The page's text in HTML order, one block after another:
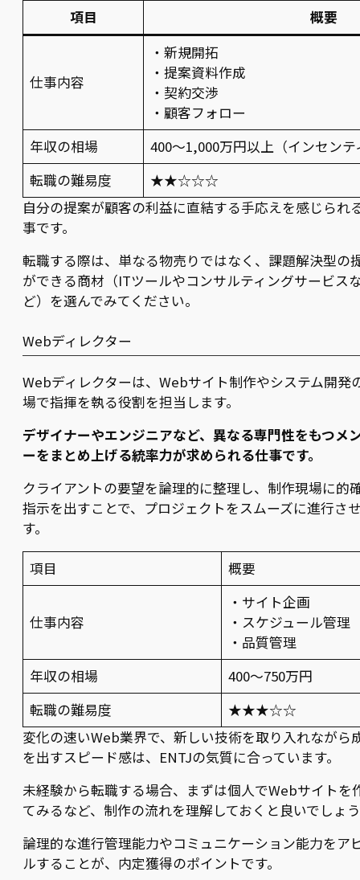
項目 概要
仕事内容
・新規開拓
・提案資料作成
・契約交渉
・顧客フォロー
年収の相場
400〜1,000万円以上（インセン
転職の難易度
★★☆☆☆
自分の提案が顧客の利益に直結する手応えを感じられ
事です。
転職する際は、単なる物売りではなく、課題解決型の
ができる商材（ITツールやコンサルティングサービス
ど）を選んでみてください。
Webディレクター
Webディレクターは、Webサイト制作やシステム開発
場で指揮を執る役割を担当します。
デザイナーやエンジニアなど、異なる専門性をもつメ
ーをまとめ上げる統率力が求められる仕事です。
クライアントの要望を論理的に整理し、制作現場に的
指示を出すことで、プロジェクトをスムーズに進行さ
す。
項目 概要
仕事内容
・サイト企画
・スケジュール管理
・品質管理
年収の相場
400〜750万円
転職の難易度
★★★☆☆
変化の速いWeb業界で、新しい技術を取り入れながら
を出すスピード感は、ENTJの気質に合っています。
未経験から転職する場合、まずは個人でWebサイトを
てみるなど、制作の流れを理解しておくと良いでしょ
論理的な進行管理能力やコミュニケーション能力をア
ルすることが、内定獲得のポイントです。